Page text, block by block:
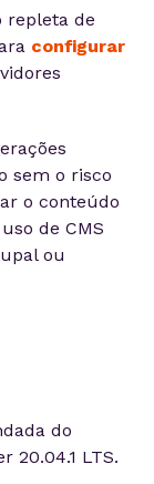
repleta de
configurar
sem o risco
o conteúdo
de CMS
ou
do
20.04.1 LTS.